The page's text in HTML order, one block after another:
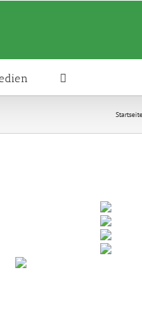
Startseite